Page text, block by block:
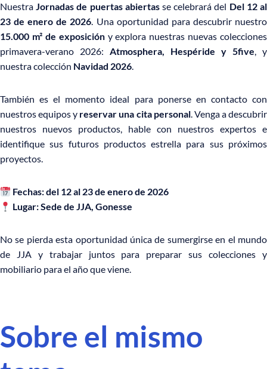
NuestraJornadas de puertas abiertasse celebrará del Del 12 al
23 de enero de 2026. Una oportunidad para descubrir nuestro
15.000 m² de exposicióny explora nuestras nuevas colecciones
primavera-verano 2026: Atmosphera, Hespéride y 5five, y
nuestra colección Navidad 2026.
También es el momento ideal para ponerse en contacto con
nuestros equipos y reservar una cita personal. Venga a descubrir
nuestros nuevos productos, hable con nuestros expertos e
identifique sus futuros productos estrella para sus próximos
proyectos.
Fechas: del 12 al 23 de enero de 2026
Lugar: Sede de JJA, Gonesse
No se pierda esta oportunidad única de sumergirse en el mundo
de JJA y trabajar juntos para preparar sus colecciones y
mobiliario para el año que viene.
Sobre el mismo